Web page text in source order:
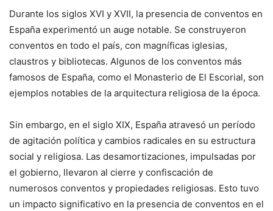
Durante los siglos XVI y XVII, la presencia de conventos en
España experimentó un auge notable. Se construyeron
conventos en todo el país, con magníficas iglesias,
claustros y bibliotecas. Algunos de los conventos más
famosos de España, como el Monasterio de El Escorial, son
ejemplos notables de la arquitectura religiosa de la época.
Sin embargo, en el siglo XIX, España atravesó un período
de agitación política y cambios radicales en su estructura
social y religiosa. Las desamortizaciones, impulsadas por
el gobierno, llevaron al cierre y confiscación de
numerosos conventos y propiedades religiosas. Esto tuvo
un impacto significativo en la presencia de conventos en el